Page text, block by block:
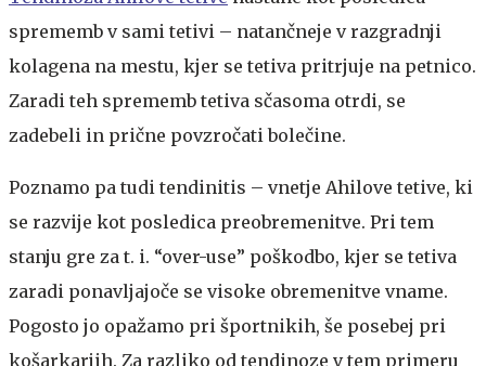
sprememb v sami tetivi – natančneje v razgradnji
kolagena na mestu, kjer se tetiva pritrjuje na petnico.
Zaradi teh sprememb tetiva sčasoma otrdi, se
zadebeli in prične povzročati bolečine.
Poznamo pa tudi tendinitis – vnetje Ahilove tetive, ki
se razvije kot posledica preobremenitve. Pri tem
stanju gre za t. i. “over-use” poškodbo, kjer se tetiva
zaradi ponavljajoče se visoke obremenitve vname.
Pogosto jo opažamo pri športnikih, še posebej pri
košarkarjih. Za razliko od tendinoze v tem primeru